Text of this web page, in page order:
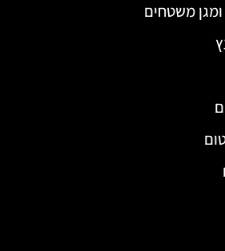
משטחים